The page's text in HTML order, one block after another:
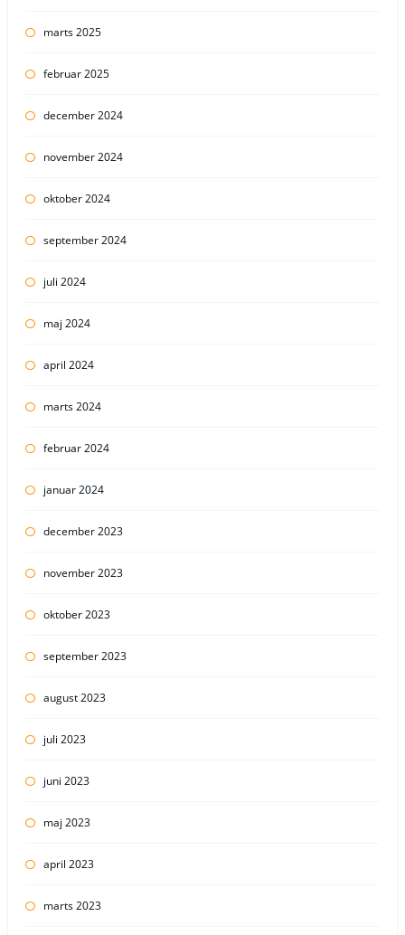
marts 2025
februar 2025
december 2024
november 2024
oktober 2024
september 2024
juli 2024
maj 2024
april 2024
marts 2024
februar 2024
januar 2024
december 2023
november 2023
oktober 2023
september 2023
august 2023
juli 2023
juni 2023
maj 2023
april 2023
marts 2023